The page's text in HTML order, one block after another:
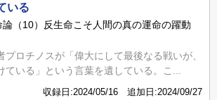
いる
論（10）反生命こそ人間の真の運命の躍動
プロチノスが「偉大にして最後なる戦いが、
ている」という言葉を遺している。こ...
収録日:2024/05/16 追加日:2024/09/27